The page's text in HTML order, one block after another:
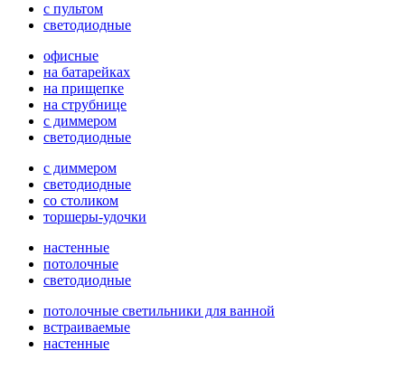
с пультом
светодиодные
офисные
на батарейках
на прищепке
на струбнице
с диммером
светодиодные
с диммером
светодиодные
со столиком
торшеры-удочки
настенные
потолочные
светодиодные
потолочные светильники для ванной
встраиваемые
настенные